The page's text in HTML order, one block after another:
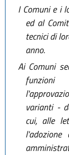
I Comuni e i
ed al
tecnici di
anno.
Ai Comuni
funzioni
varianti -
cui, alle